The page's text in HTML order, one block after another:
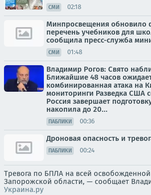
СМИ 02:18
Минпросвещения обновило
перечень учебников для
сообщила пресс-служба
СМИ 01:48
Владимир Рогов: Свято
Ближайшие 48 часов
комбинированная атака на
мониторинги Разведка США
Россия завершает
накопила до 20...
ПАБЛИКИ 00:36
Дроновая опасность и
ПАБЛИКИ 00:24
Тревога по БПЛА на всей освобожденной
Запорожской области, — сообщает
Украина.ру